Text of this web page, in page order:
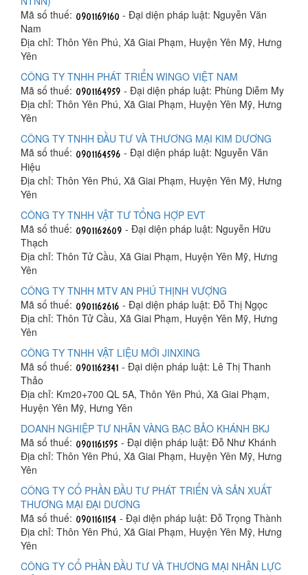
Mã số thuế:
- Đại diện pháp luật: Nguyễn Văn
Nam
Địa chỉ: Thôn Yên Phú, Xã Giai Phạm, Huyện Yên Mỹ, Hưng
Yên
CÔNG TY TNHH PHÁT TRIỂN WINGO VIỆT NAM
Mã số thuế:
- Đại diện pháp luật: Phùng Diễm My
Địa chỉ: Thôn Yên Phú, Xã Giai Phạm, Huyện Yên Mỹ, Hưng
Yên
CÔNG TY TNHH ĐẦU TƯ VÀ THƯƠNG MẠI KIM DƯƠNG
Mã số thuế:
- Đại diện pháp luật: Nguyễn Văn
Hiệu
Địa chỉ: Thôn Yên Phú, Xã Giai Phạm, Huyện Yên Mỹ, Hưng
Yên
CÔNG TY TNHH VẬT TƯ TỔNG HỢP EVT
Mã số thuế:
- Đại diện pháp luật: Nguyễn Hữu
Thạch
Địa chỉ: Thôn Tử Cầu, Xã Giai Phạm, Huyện Yên Mỹ, Hưng
Yên
CÔNG TY TNHH MTV AN PHÚ THỊNH VƯỢNG
Mã số thuế:
- Đại diện pháp luật: Đỗ Thị Ngọc
Địa chỉ: Thôn Tử Cầu, Xã Giai Phạm, Huyện Yên Mỹ, Hưng
Yên
CÔNG TY TNHH VẬT LIỆU MỚI JINXING
Mã số thuế:
- Đại diện pháp luật: Lê Thị Thanh
Thảo
Địa chỉ: Km20+700 QL 5A, Thôn Yên Phú, Xã Giai Phạm,
Huyện Yên Mỹ, Hưng Yên
DOANH NGHIỆP TƯ NHÂN VÀNG BẠC BẢO KHÁNH BKJ
Mã số thuế:
- Đại diện pháp luật: Đỗ Như Khánh
Địa chỉ: Thôn Yên Phú, Xã Giai Phạm, Huyện Yên Mỹ, Hưng
Yên
CÔNG TY CỔ PHẦN ĐẦU TƯ PHÁT TRIỂN VÀ SẢN XUẤT
THƯƠNG MẠI ĐẠI DƯƠNG
Mã số thuế:
- Đại diện pháp luật: Đỗ Trọng Thành
Địa chỉ: Thôn Yên Phú, Xã Giai Phạm, Huyện Yên Mỹ, Hưng
Yên
CÔNG TY CỔ PHẦN ĐẦU TƯ VÀ THƯƠNG MẠI NHÂN LỰC